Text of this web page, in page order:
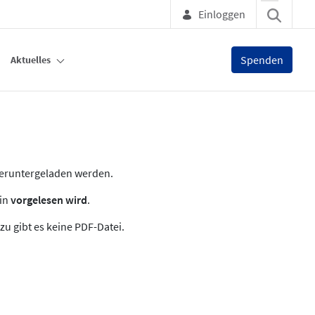
Einloggen
Aktuelles Spenden
werden.
vorgelesen wird.
gibt es keine PDF-Datei.